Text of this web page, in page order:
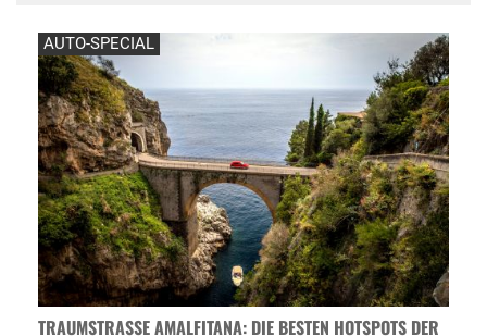
AUTO-SPECIAL
TRAUMSTRASSE AMALFITANA: DIE BESTEN HOTSPOTS DER A